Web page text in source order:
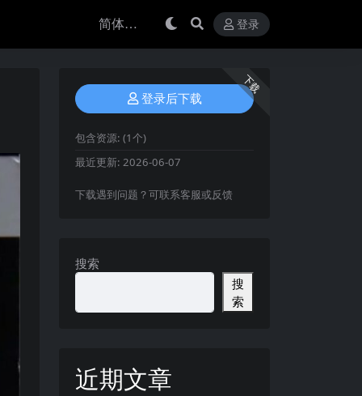
登录
下载
登录后下载
包含资源: (1个)
最近更新: 2026-06-07
下载遇到问题？可联系客服或反馈
搜索
搜
索
近期文章